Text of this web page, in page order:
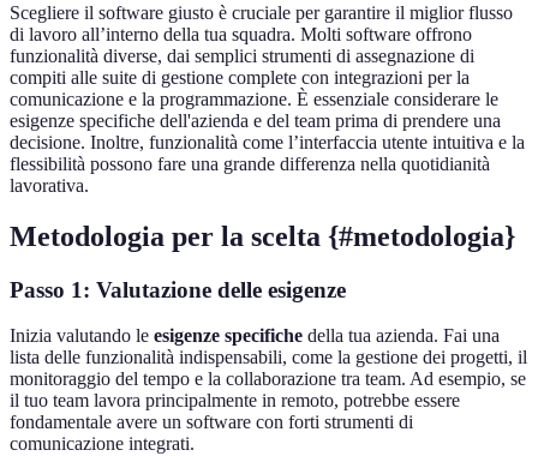
Scegliere il software giusto è cruciale per garantire il miglior flusso
di lavoro all’interno della tua squadra. Molti software offrono
funzionalità diverse, dai semplici strumenti di assegnazione di
compiti alle suite di gestione complete con integrazioni per la
comunicazione e la programmazione. È essenziale considerare le
esigenze specifiche dell'azienda e del team prima di prendere una
decisione. Inoltre, funzionalità come l’interfaccia utente intuitiva e la
flessibilità possono fare una grande differenza nella quotidianità
lavorativa.
Metodologia per la scelta {#metodologia}
Passo 1: Valutazione delle esigenze
Inizia valutando le esigenze specifiche della tua azienda. Fai una
lista delle funzionalità indispensabili, come la gestione dei progetti, il
monitoraggio del tempo e la collaborazione tra team. Ad esempio, se
il tuo team lavora principalmente in remoto, potrebbe essere
fondamentale avere un software con forti strumenti di
comunicazione integrati.